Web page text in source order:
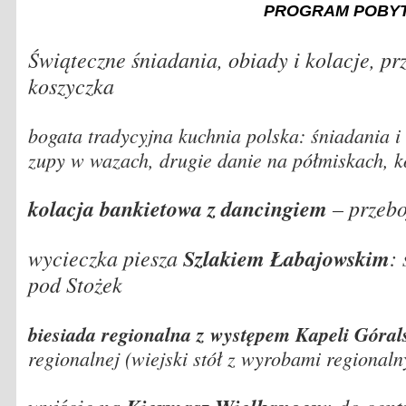
PROGRAM
Świąteczne śniadania, obiady i kolacje,
koszyczka
bogata tradycyjna kuchnia polska: śniadania
zupy w wazach, drugie danie na półmiskach,
kolacja bankietowa z dancingiem –
wycieczka pieszaSzlakiem Łabajowskim:
pod Stożek
biesiada regionalna z występem Kapeli
regionalnej (wiejski stół z wyrobami